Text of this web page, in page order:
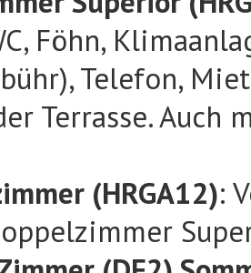
Föhn,
Telefon,
Terrasse. Auch
(HRGA12):